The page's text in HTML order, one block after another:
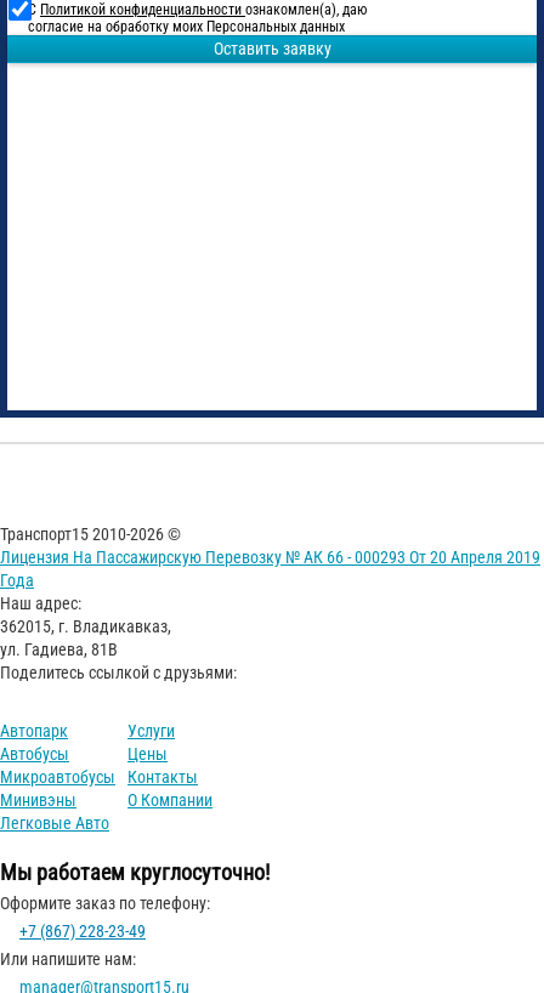
С Политикой конфиденциальности ознакомлен(а), даю
согласие на обработку моих Персональных данных
Оставить заявку
Транспорт15 2010-2026 ©
Лицензия На Пассажирскую Перевозку № АК 66 - 000293 От 20 Апреля 2019
Года
Наш адрес:
362015, г. Владикавказ,
ул. Гадиева, 81В
Поделитесь ссылкой с друзьями:
Автопарк
Автобусы
Микроавтобусы
Минивэны
Легковые Авто
Услуги
Цены
Контакты
О Компании
Мы работаем круглосуточно!
Оформите заказ по телефону:
+7 (867) 228-23-49
Или напишите нам:
manager@transport15.ru